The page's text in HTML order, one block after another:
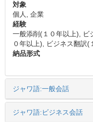
対象
個人, 企業
経験
一般添削(１０年以上), ビ
０年以上), ビジネス翻訳(
納品形式
ジャワ語:一般会話
ジャワ語:ビジネス会話